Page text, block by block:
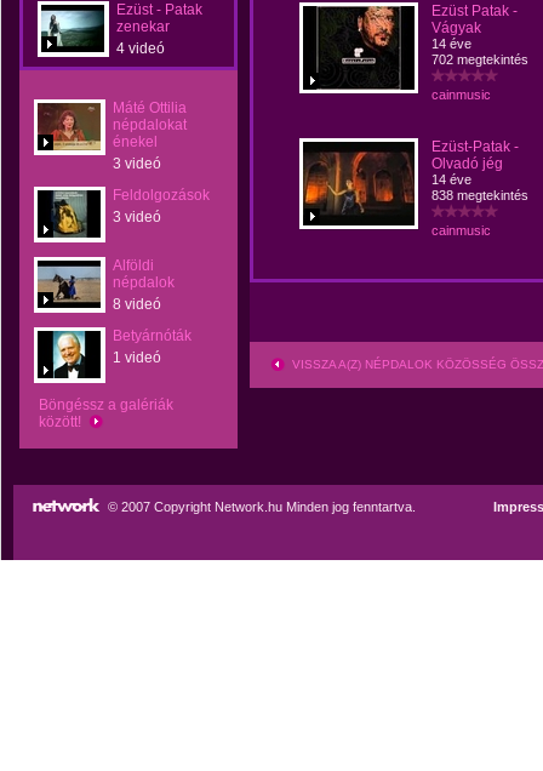
Ezüst - Patak
zenekar
4 videó
Máté Ottilia
népdalokat
énekel
3 videó
Feldolgozások
3 videó
Alföldi
népdalok
8 videó
Betyárnóták
1 videó
Böngéssz a galériák
között!
Ezüst Patak -
Vágyak
14 éve
702 megtekintés
cainmusic
Ezüst-Patak -
Olvadó jég
14 éve
838 megtekintés
cainmusic
VISSZA A(Z) NÉPDALOK KÖZÖSSÉG
© 2007 Copyright Network.hu Minden jog fenntartva.